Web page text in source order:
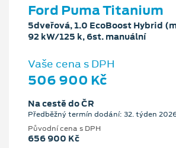
Ford Puma Titanium
5dveřová, 1.0 EcoBoost Hybrid
92 kW/125 k, 6st. manuální
Vaše cena s DPH
506 900 Kč
Na cestě do ČR
Předběžný termín dodání: 32. týden
Původní cena s DPH
656 900 Kč